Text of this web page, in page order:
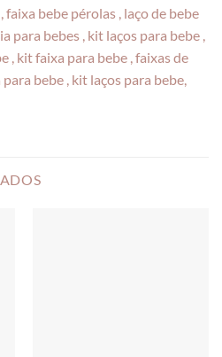
faixa bebe pérolas , laço de bebe
para bebes , kit laços para bebe ,
, kit faixa para bebe , faixas de
bebe , kit laços para bebe,